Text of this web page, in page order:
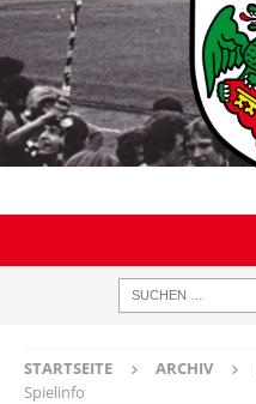
STARTSEITE ARCHIV
Spielinfo